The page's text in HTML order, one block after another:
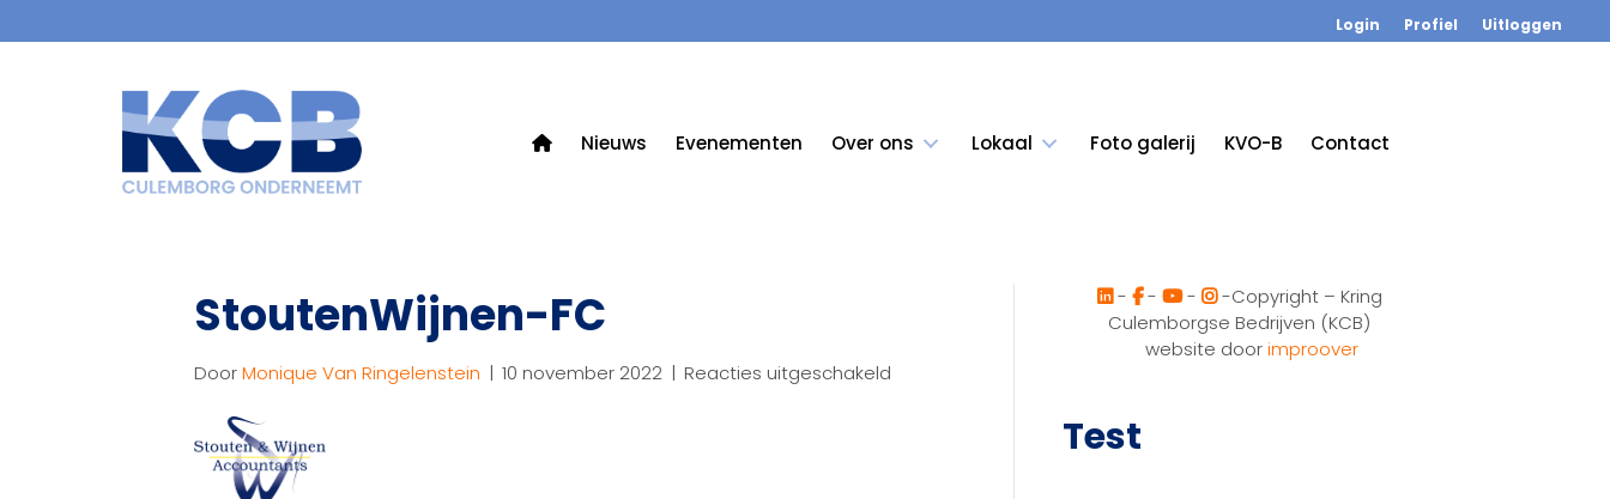
Login Profiel Uitloggen
Nieuws Evenementen Over ons Lokaal Foto galerij KVO-B Contact
StoutenWijnen-FC
DoorMonique Van Ringelenstein | 10 november 2022 | Reacties uitgeschakeld
- - -
-Copyright – Kring
Culemborgse Bedrijven (KCB)
website doorimproover
Test